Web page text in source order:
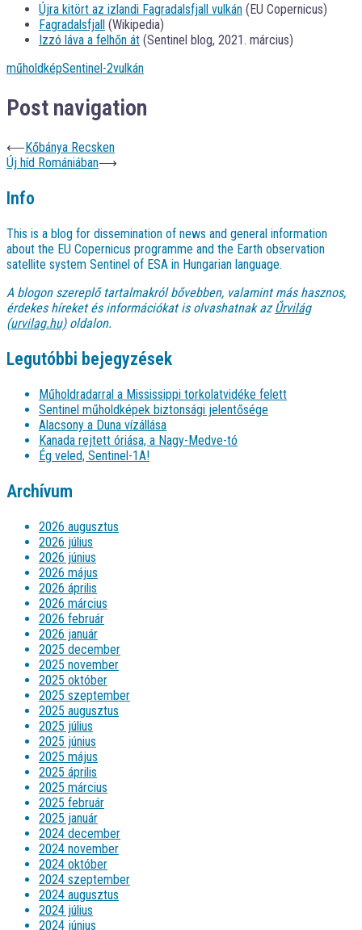
Újra kitört az izlandi Fagradalsfjall vulkán (EU Copernicus)
Fagradalsfjall (Wikipedia)
Izzó láva a felhőn át (Sentinel blog, 2021. március)
műholdképSentinel-2vulkán
Post navigation
⟵ Kőbánya Recsken
Új híd Romániában⟶
Info
This is a blog for dissemination of news and general information
about the EU Copernicus programme and the Earth observation
satellite system Sentinel of ESA in Hungarian language.
A blogon szereplő tartalmakról bővebben, valamint más hasznos,
érdekes híreket és információkat is olvashatnak azŰrvilág
(urvilag.hu)oldalon.
Legutóbbi bejegyzések
Műholdradarral a Mississippi torkolatvidéke felett
Sentinel műholdképek biztonsági jelentősége
Alacsony a Duna vízállása
Kanada rejtett óriása, a Nagy-Medve-tó
Ég veled, Sentinel-1A!
Archívum
2026 augusztus
2026 július
2026 június
2026 május
2026 április
2026 március
2026 február
2026 január
2025 december
2025 november
2025 október
2025 szeptember
2025 augusztus
2025 július
2025 június
2025 május
2025 április
2025 március
2025 február
2025 január
2024 december
2024 november
2024 október
2024 szeptember
2024 augusztus
2024 július
2024 június